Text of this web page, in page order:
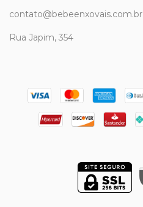
contato@bebeenxovais.com.br
Rua Japim, 354